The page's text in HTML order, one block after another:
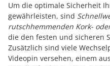
Um die optimale Sicherheit
gewährleisten, sind
rutschhemmenden Kork-
die den festen und sicheren
Zusätzlich sind viele
Videopin versehen, einem